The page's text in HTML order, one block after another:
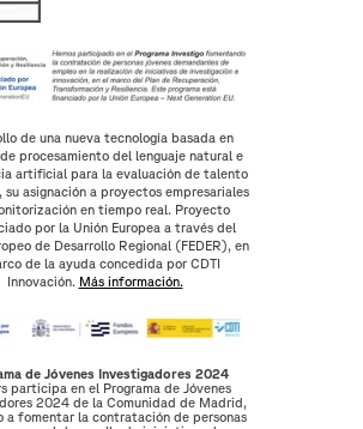
de una nueva tecnología basada en
procesamiento del lenguaje natural e
artificial para la evaluación de talento
su asignación a proyectos empresariales
en tiempo real. Proyecto
por la Unión Europea a través del
de Desarrollo Regional (FEDER), en
de la ayuda concedida por CDTI
Innovación. Más información.
de Jóvenes Investigadores 2024
participa en el Programa de Jóvenes
2024 de la Comunidad de Madrid,
a fomentar la contratación de personas